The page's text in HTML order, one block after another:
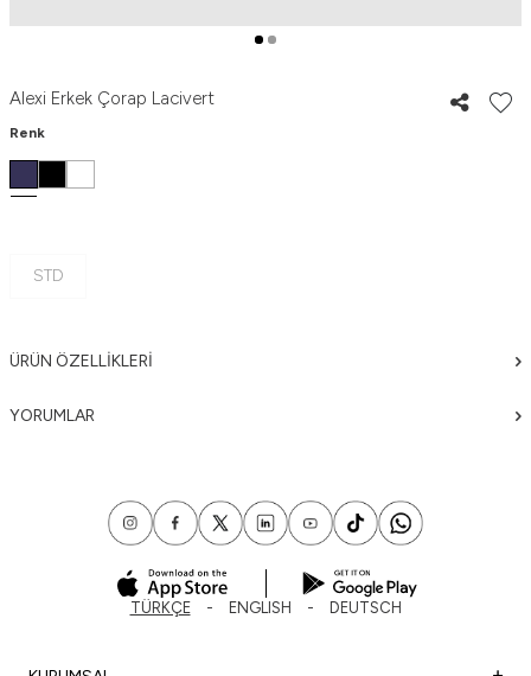
Alexi Erkek Çorap Lacivert
Renk
STD
ÜRÜN ÖZELLIKLERI
YORUMLAR
TÜRKÇE ENGLISH DEUTSCH